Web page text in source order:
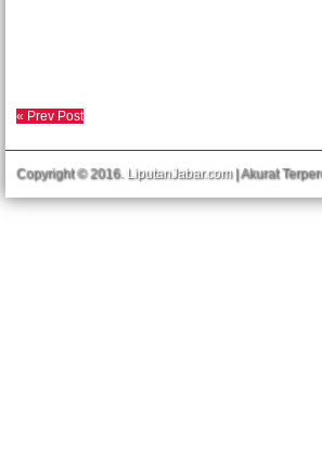
« Prev Post
Copyright © 2016. LiputanJabar.com| Akurat